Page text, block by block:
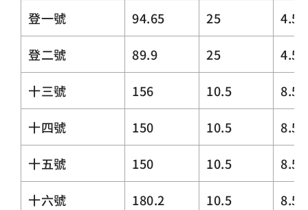
登一號 94.65 25 4.5
登二號 89.9 25 4.5
十三號 156 10.5 8.5
十四號 150 10.5 8.5
十五號 150 10.5 8.5
十六號 180.2 10.5 8.5